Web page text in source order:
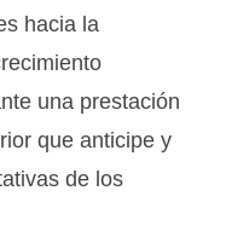
hacia la
una prestación
que anticipe y
de los